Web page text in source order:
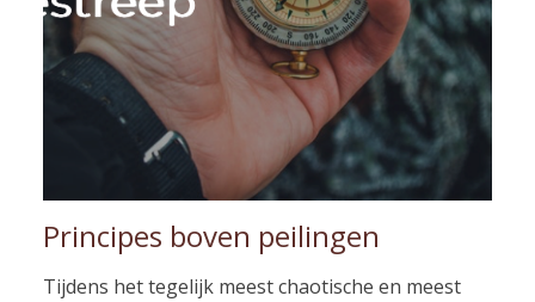
Principes boven peilingen
Tijdens het tegelijk meest chaotische en meest